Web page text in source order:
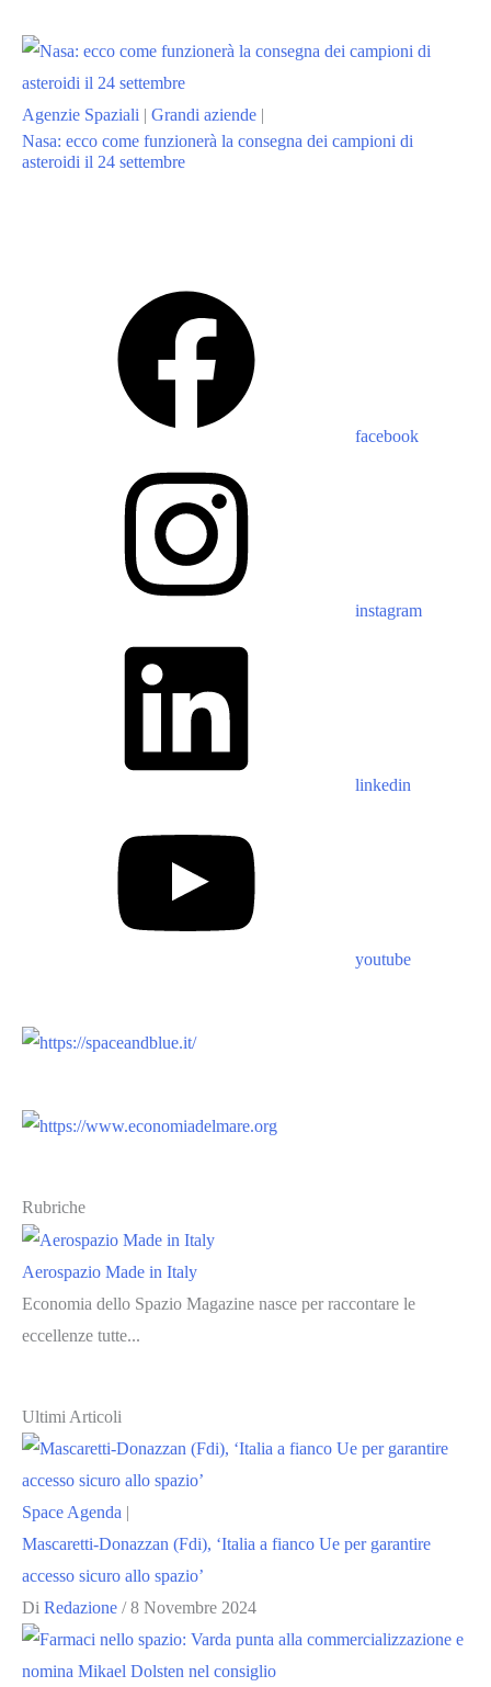
Agenzie Spaziali Grandi aziende
Nasa: ecco come funzionerà la consegna dei campioni di
asteroidi il 24 settembre
facebook
instagram
linkedin
youtube
Rubriche
Aerospazio Made in Italy
Economia dello Spazio Magazine nasce per raccontare le
eccellenze tutte...
Ultimi Articoli
Space Agenda |
Mascaretti-Donazzan (Fdi), ‘Italia a fianco Ue per garantire
accesso sicuro allo spazio’
Di Redazione /8 Novembre 2024